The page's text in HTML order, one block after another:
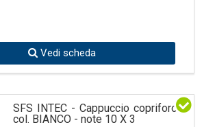
Vedi scheda
SFS INTEC - Cappuccio copriforo -
col. BIANCO - note 10 X 3